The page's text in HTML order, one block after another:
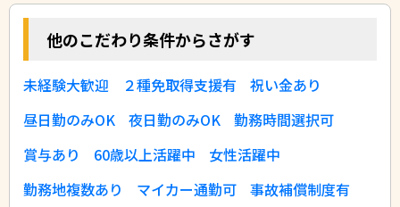
他のこだわり条件からさがす
未経験大歓迎 ２種免取得支援有
祝い金あり
昼日勤のみOK
夜日勤のみOK
勤務時間選択可
賞与あり
60歳以上活躍中
女性活躍中
勤務地複数あり
マイカー通勤可 事故補償制度有